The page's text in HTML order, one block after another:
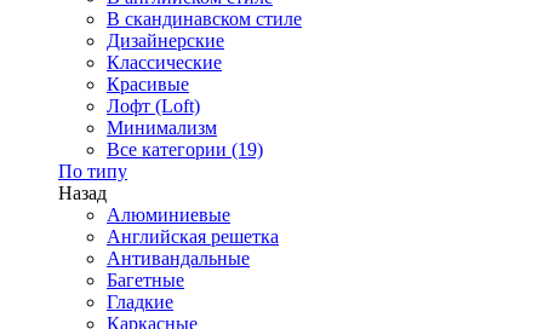
В скандинавском стиле
Дизайнерские
Классические
Красивые
Лофт (Loft)
Минимализм
Все категории (19)
По типу
Назад
Алюминиевые
Английская решетка
Антивандальные
Багетные
Гладкие
Каркасные